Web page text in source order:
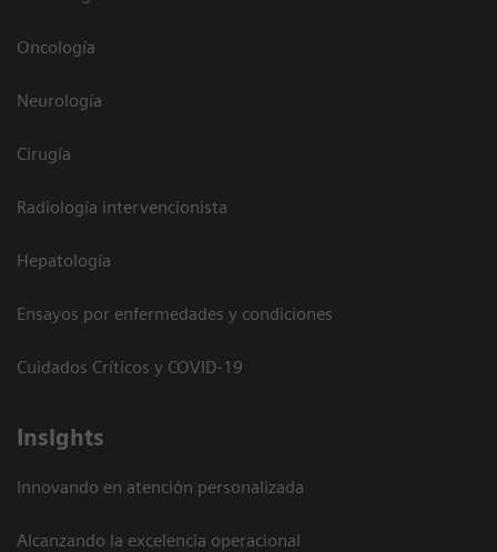
Oncología
Neurología
Cirugía
Radiología intervencionista
Hepatología
Ensayos por enfermedades y condiciones
Cuidados Críticos y COVID-19
Insights
Innovando en atención personalizada
Alcanzando la excelencia operacional